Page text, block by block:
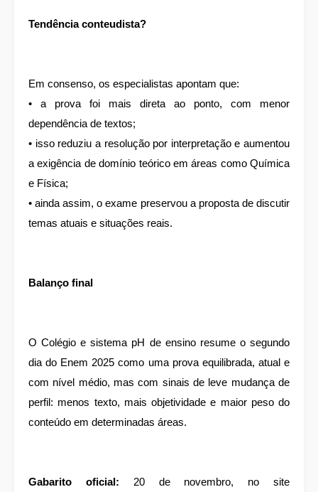
Tendência conteudista?
Em consenso, os especialistas apontam que:
• a prova foi mais direta ao ponto, com menor
dependência de textos;
• isso reduziu a resolução por interpretação e aumentou
a exigência de domínio teórico em áreas como Química
e Física;
• ainda assim, o exame preservou a proposta de discutir
temas atuais e situações reais.
Balanço final
O Colégio e sistema pH de ensino resume o segundo
dia do Enem 2025 como uma prova equilibrada, atual e
com nível médio, mas com sinais de leve mudança de
perfil: menos texto, mais objetividade e maior peso do
conteúdo em determinadas áreas.
Gabarito oficial: 20 de novembro, no site